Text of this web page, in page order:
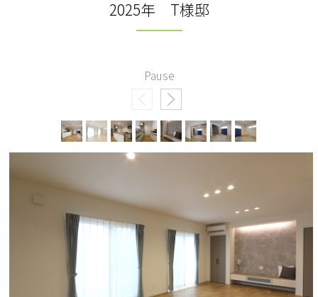
2025年 T様邸
Pause